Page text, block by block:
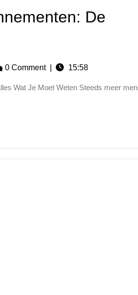
De
0 Comment 15:58